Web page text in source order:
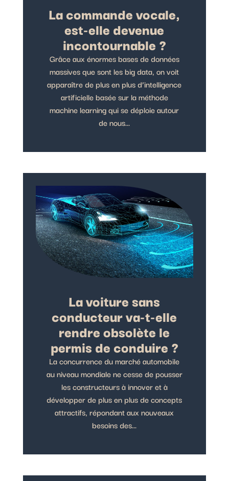
La commande vocale,
est-elle devenue
incontournable ?
Grâce aux énormes bases de données
massives que sont les big data, on voit
apparaître de plus en plus d’intelligence
artificielle basée sur la méthode
machine learning qui se déploie autour
de nous...
La voiture sans
conducteur va-t-elle
rendre obsolète le
permis de conduire ?
La concurrence du marché automobile
au niveau mondiale ne cesse de pousser
les constructeurs à innover et à
développer de plus en plus de concepts
attractifs, répondant aux nouveaux
besoins des...